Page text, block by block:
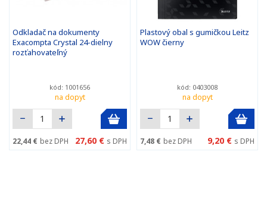
Odkladač na dokumenty
Exacompta Crystal 24-dielny
rozťahovateľný
kód: 1001656
na dopyt
22,44 € bez DPH 27,60 € s DPH
Plastový obal s gumičkou Leitz
WOW čierny
kód: 0403008
na dopyt
7,48 € bez DPH 9,20 € s DPH